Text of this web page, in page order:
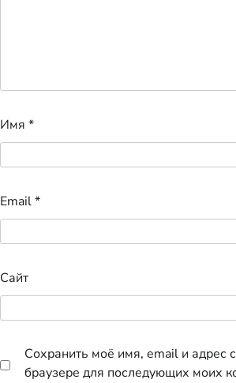
Имя *
Email*
Сайт
Сохранить моё имя, email и адрес
браузере для последующих моих